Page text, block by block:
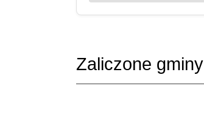
Zaliczone gminy